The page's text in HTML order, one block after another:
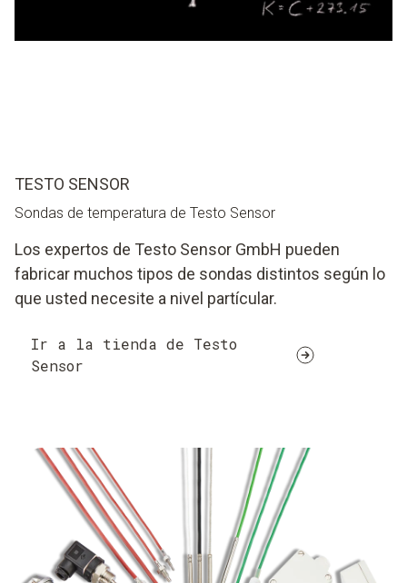
TESTO SENSOR
Sondas de temperatura de Testo Sensor
Los expertos de Testo Sensor GmbH pueden
fabricar muchos tipos de sondas distintos según lo
que usted necesite a nivel partícular.
Ir a la tienda de Testo
Sensor